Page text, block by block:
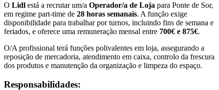
O Lidl está a recrutar um/a Operador/a de Loja para Ponte de Sor,
em regime part-time de 28 horas semanais. A função exige
disponibilidade para trabalhar por turnos, incluindo fins de semana e
feriados, e oferece uma remuneração mensal entre 700€ e 875€.
O/A profissional terá funções polivalentes em loja, assegurando a
reposição de mercadoria, atendimento em caixa, controlo da frescura
dos produtos e manutenção da organização e limpeza do espaço.
Responsabilidades: